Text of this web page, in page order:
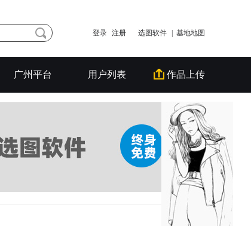
登录 注册 选图软件 | 基地地图
广州平台 用户列表 作品上传